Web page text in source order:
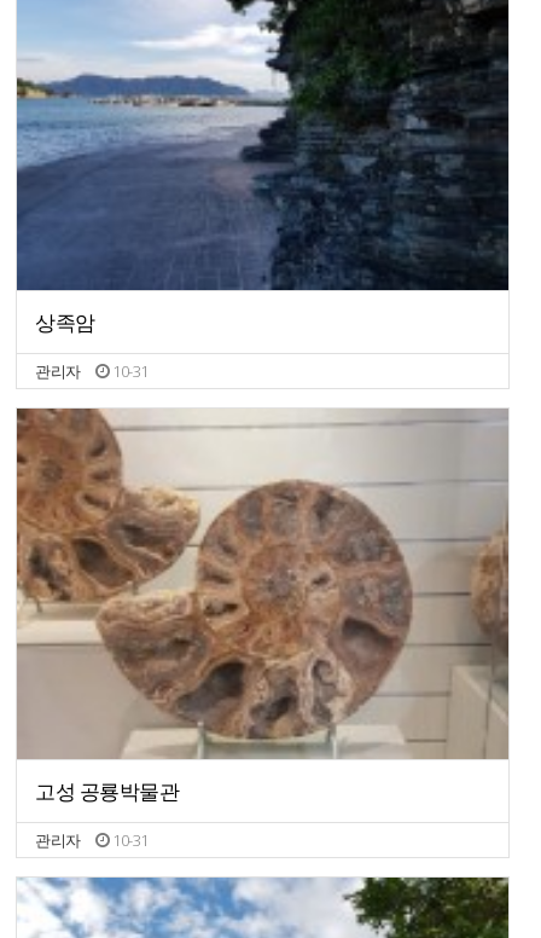
상족암
관리자 10-31
고성 공룡박물관
관리자 10-31